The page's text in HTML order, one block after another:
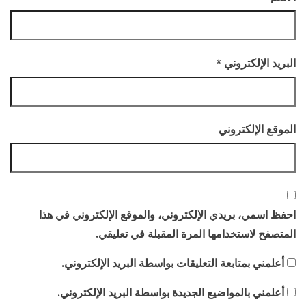
البريد الإلكتروني *
الموقع الإلكتروني
احفظ اسمي، بريدي الإلكتروني، والموقع الإلكتروني في هذا
المتصفح لاستخدامها المرة المقبلة في تعليقي.
أعلمني بمتابعة التعليقات بواسطة البريد الإلكتروني.
أعلمني بالمواضيع الجديدة بواسطة البريد الإلكتروني.